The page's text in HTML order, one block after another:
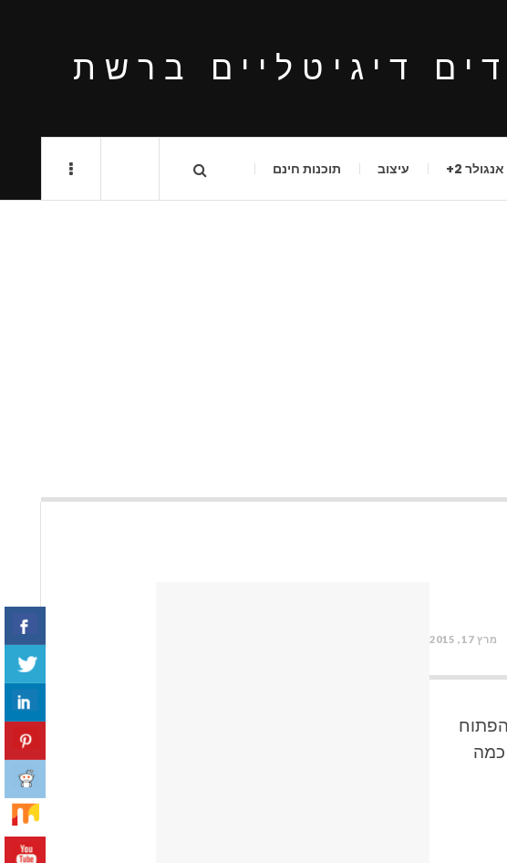
דיגיטליים ברשת
2+ עיצוב תוכנות חינם
מרץ 17, 2015
כמה